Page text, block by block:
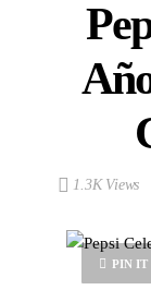
1.3K Views
PIN IT